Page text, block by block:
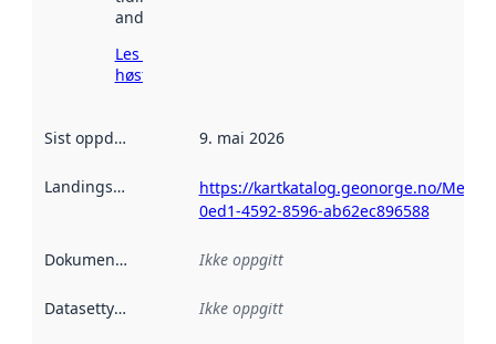
andre steder.
Les mer om
høsting her
Sist oppdatert 9. mai 2026
Landingsside
https://kartkatalog.geonorge.no/
0ed1-4592-8596-ab62ec896588
Dokumentasjon Ikke oppgitt
Datasettype Ikke oppgitt